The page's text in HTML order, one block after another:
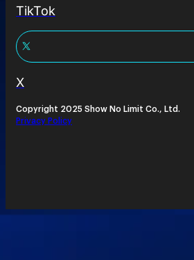
TikTok
X
Copyright 2025 Show No Limit Co., Ltd.
Privacy Policy